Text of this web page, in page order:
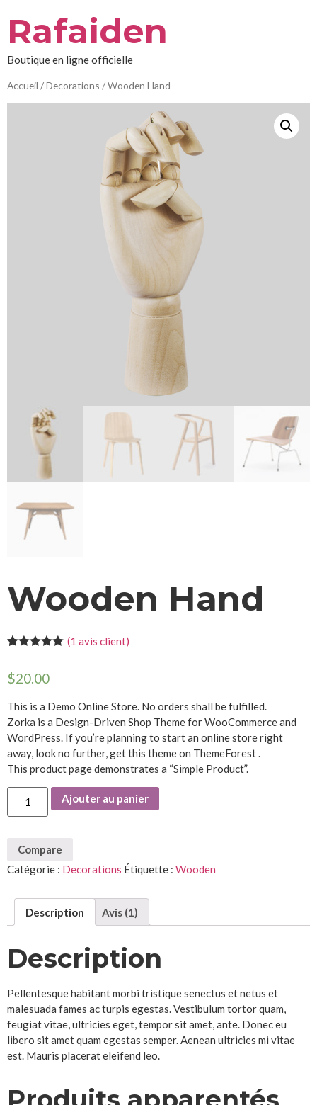
au
contenu
Rafaiden
Boutique en ligne officielle
Accueil /Decorations / Wooden Hand
Wooden Hand
basé sur
(1 avis client)
$20.00
This is a Demo Online Store. No orders shall be fulfilled.
Zorka is a Design-Driven Shop Theme for WooCommerce and
WordPress. If you’re planning to start an online store right
away, look no further, get this theme on ThemeForest .
This product page demonstrates a “Simple Product”.
quantité
Wooden
Ajouter au panier
Compare
Catégorie : Decorations Étiquette : Wooden
Description Avis (1)
Description
Pellentesque habitant morbi tristique senectus et netus et
malesuada fames ac turpis egestas. Vestibulum tortor quam,
feugiat vitae, ultricies eget, tempor sit amet, ante. Donec eu
libero sit amet quam egestas semper. Aenean ultricies mi vitae
est. Mauris placerat eleifend leo.